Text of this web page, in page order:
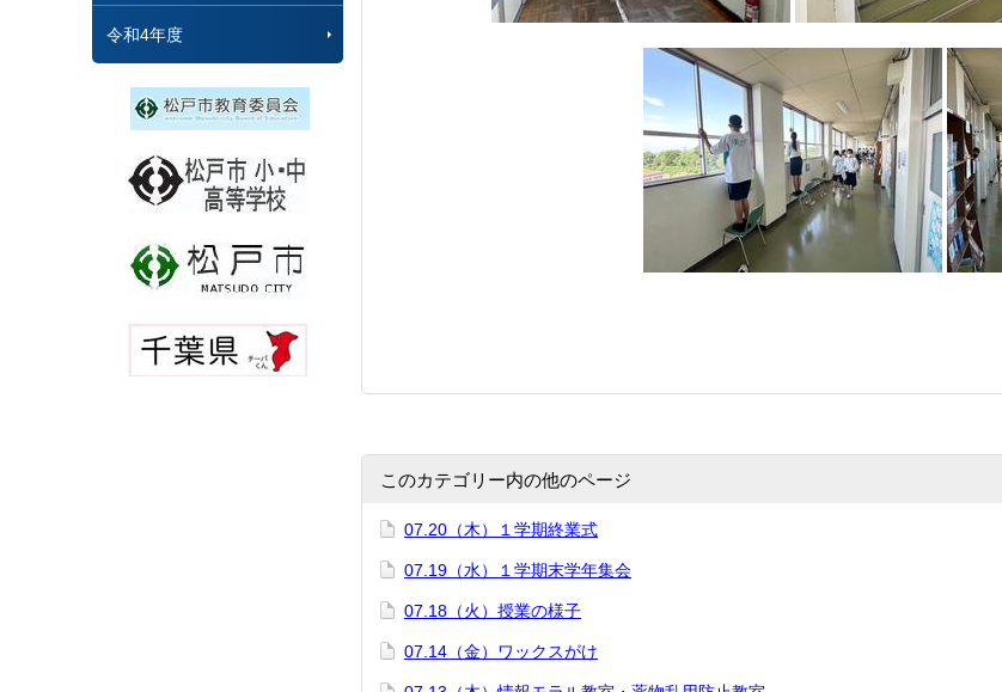
令和4年度
このカテゴリー内の他のページ
07.20（木）１学期終業式
07.19（水）１学期末学年集会
07.18（火）授業の様子
07.14（金）ワックスがけ